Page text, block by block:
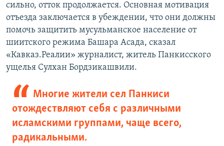
сильно, отток продолжается. Основная мотивация
отъезда заключается в убеждении, что они должны
помочь защитить мусульманское население от
шиитского режима Башара Асада, сказал
«Кавказ.Реалии» журналист, житель Панкисского
ущелья Сулхан Бордзикашвили.
Многие жители сел Панкиси
отождествляют себя с различными
исламскими группами, чаще всего,
радикальными.